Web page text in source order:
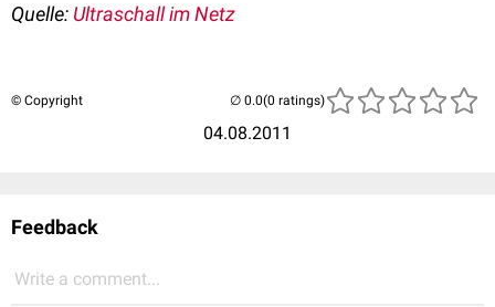
Quelle: Ultraschall im Netz
© Copyright
04.08.2011
(0 ratings)
Feedback
Write a comment...